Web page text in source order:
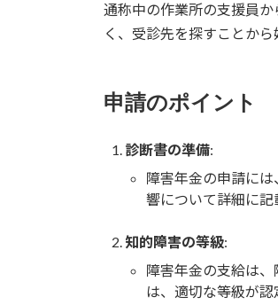
通称中の作業所の支援員
く、受診先を探すことか
申請のポイント
診断書の準備:
障害年金の申請に
響について詳細に
知的障害の等級:
障害年金の支給は
は、適切な等級が